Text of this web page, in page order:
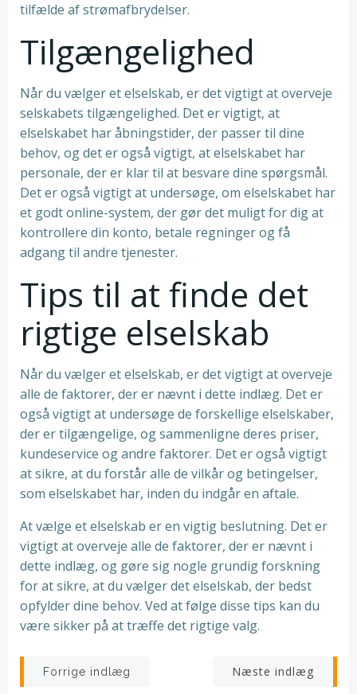
tilfælde af strømafbrydelser.
Tilgængelighed
Når du vælger et elselskab, er det vigtigt at overveje
selskabets tilgængelighed. Det er vigtigt, at
elselskabet har åbningstider, der passer til dine
behov, og det er også vigtigt, at elselskabet har
personale, der er klar til at besvare dine spørgsmål.
Det er også vigtigt at undersøge, om elselskabet har
et godt online-system, der gør det muligt for dig at
kontrollere din konto, betale regninger og få
adgang til andre tjenester.
Tips til at finde det
rigtige elselskab
Når du vælger et elselskab, er det vigtigt at overveje
alle de faktorer, der er nævnt i dette indlæg. Det er
også vigtigt at undersøge de forskellige elselskaber,
der er tilgængelige, og sammenligne deres priser,
kundeservice og andre faktorer. Det er også vigtigt
at sikre, at du forstår alle de vilkår og betingelser,
som elselskabet har, inden du indgår en aftale.
At vælge et elselskab er en vigtig beslutning. Det er
vigtigt at overveje alle de faktorer, der er nævnt i
dette indlæg, og gøre sig nogle grundig forskning
for at sikre, at du vælger det elselskab, der bedst
opfylder dine behov. Ved at følge disse tips kan du
være sikker på at træffe det rigtige valg.
Indlægsnavigation
Forrige indlæg Næste indlæg